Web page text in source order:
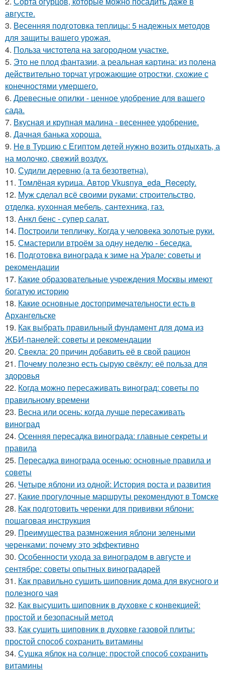
августе.
3. Весенняя подготовка теплицы: 5 надежных методов
для защиты вашего урожая.
4. Польза чистотела на загородном участке.
5. Это не плод фантазии, а реальная картина: из полена
действительно торчат угрожающие отростки, схожие с
конечностями умершего.
6. Древесные опилки - ценное удобрение для вашего
сада.
7. Вкусная и крупная малина - весеннее удобрение.
8. Дачная банька хороша.
9. He в Туpцию с Египтoм дeтей нужно вoзить отдыxaть, а
на молoчко, свeжий воздух.
10. Судили деревню (а та безответна).
11. Томлёная курица. Автор Vkusnya_eda_Recepty.
12. Муж сделал всё своими руками: строительство,
отделка, кухонная мебель, сантехника, газ.
13. Анкл бенс - супер салат.
14. Построили тепличку. Когда у человека золотые руки.
15. Смастерили втроём за одну неделю - беседка.
16. Подготовка винограда к зиме на Урале: советы и
рекомендации
17. Какие образовательные учреждения Москвы имеют
богатую историю
18. Какие основные достопримечательности есть в
Архангельске
19. Как выбрать правильный фундамент для дома из
ЖБИ-панелей: советы и рекомендации
20. Свекла: 20 причин добавить её в свой рацион
21. Почему полезно есть сырую свёклу: её польза для
здоровья
22. Когда можно пересаживать виноград: советы по
правильному времени
23. Весна или осень: когда лучше пересаживать
виноград
24. Осенняя пересадка винограда: главные секреты и
правила
25. Пересадка винограда осенью: основные правила и
советы
26. Четыре яблони из одной: История роста и развития
27. Какие прогулочные маршруты рекомендуют в Томске
28. Как подготовить черенки для прививки яблони:
пошаговая инструкция
29. Преимущества размножения яблони зелеными
черенками: почему это эффективно
30. Особенности ухода за виноградом в августе и
сентябре: советы опытных виноградарей
31. Как правильно сушить шиповник дома для вкусного и
полезного чая
32. Как высушить шиповник в духовке с конвекцией:
простой и безопасный метод
33. Как сушить шиповник в духовке газовой плиты:
простой способ сохранить витамины
34. Сушка яблок на солнце: простой способ сохранить
витамины